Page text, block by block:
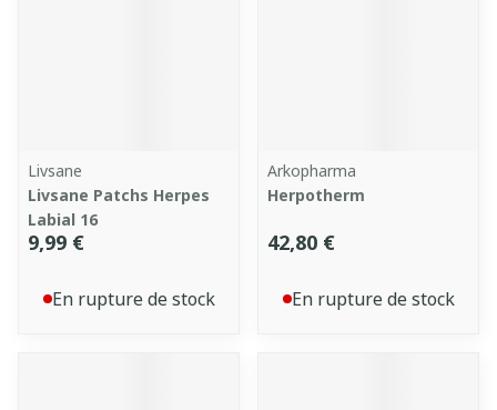
Livsane
Livsane Patchs Herpes
Labial 16
9,99 €
En rupture de stock
Arkopharma
Herpotherm
42,80 €
En rupture de stock